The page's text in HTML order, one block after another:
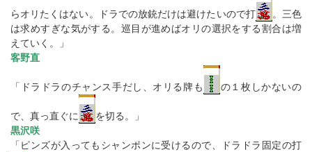
らオリたくはない。ドラでの放銃だけは避けたいので打
。三色
は求めすぎな気がする。巡目が進めばオリの選択をする割合は増
えていく。」
客野直
「ドラドラのチャンス手だし、オリる牌も の１枚しかないの
で、真っ直ぐに
を切る。」
黒沢咲
「ピンズが入ってもシャンポンに受けるので、ドラドラ固定の打